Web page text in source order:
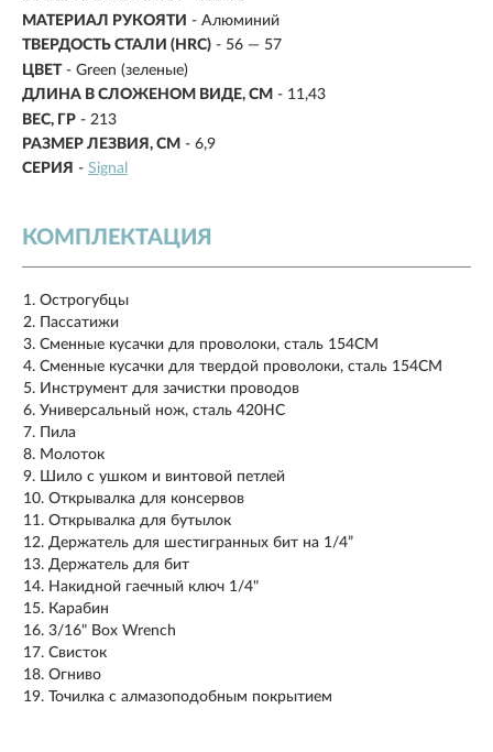
МАТЕРИАЛ РУКОЯТИ - Алюминий
ТВЕРДОСТЬ СТАЛИ (HRC) - 56 — 57
ЦВЕТ - Green (зеленые)
ДЛИНА В СЛОЖЕНОМ ВИДЕ, СМ - 11,43
ВЕС, ГР - 213
РАЗМЕР ЛЕЗВИЯ, СМ - 6,9
СЕРИЯ - Signal
КОМПЛЕКТАЦИЯ
Острогубцы
Пассатижи
Сменные кусачки для проволоки, сталь 154CM
Сменные кусачки для твердой проволоки, сталь 154CM
Инструмент для зачистки проводов
Универсальный нож, сталь 420HC
Пила
Молоток
Шило с ушком и винтовой петлей
Открывалка для консервов
Открывалка для бутылок
Держатель для шестигранных бит на 1/4”
Держатель для бит
Накидной гаечный ключ 1/4"
Карабин
3/16" Box Wrench
Свисток
Огниво
Точилка с алмазоподобным покрытием